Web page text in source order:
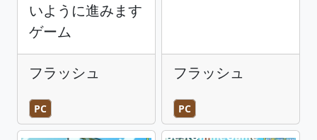
いように進みます
ゲーム
フラッシュ
PC
フラッシュ
PC